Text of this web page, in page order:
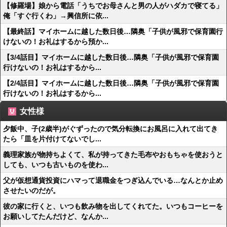
【修羅場】娘から電話「うちでお母さんと男の人がハダカで寝てる」
俺「すぐ行くわ」→興信所に依...
【最終話】マイホームに越した数日後…隣奥「子供が風邪で保育園行
けないの！お礼はするから預か...
【3/4話目】マイホームに越した数日後…隣奥「子供が風邪で保育園
行けないの！お礼はするから...
【2/4話目】マイホームに越した数日後…隣奥「子供が風邪で保育園
行けないの！お礼はするから...
女性様
夕飯中、子(2歳半)がぐずったので気分転換にお風呂に入れて出てき
たら「皿を片付けてないでし...
義理家族が物持ちよくて、私が持ってきた毛布やおもちゃを使おうと
しても、いつも古いものを使わ...
父が仮想通貨投資にハマって退職金をつぎ込んでいる…なんとか止め
させたいのだが。
彼の家に行くと、いつも飲み物を出してくれてた。いつもコーヒーを
お願いしてたんだけど、なんか...